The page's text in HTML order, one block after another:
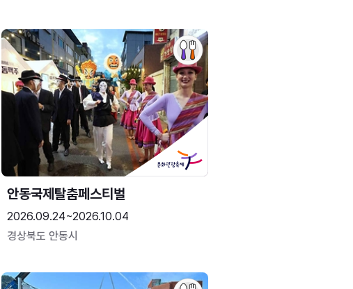
안동국제탈춤페스티벌
2026.09.24~2026.10.04
경상북도 안동시